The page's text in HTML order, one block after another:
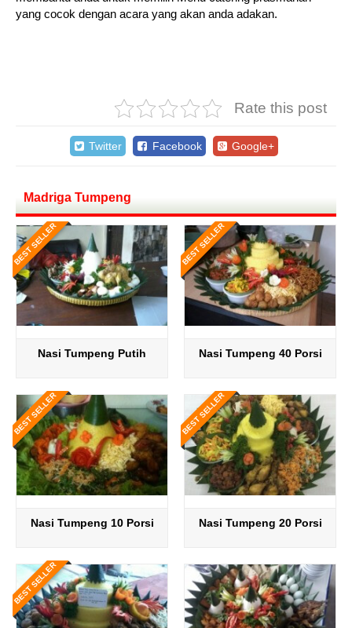
yang cocok dengan acara yang akan anda adakan.
Rate this post
Twitter Facebook Google+
Madriga Tumpeng
BEST SELLER
Nasi Tumpeng Putih
BEST SELLER
Nasi Tumpeng 40 Porsi
BEST SELLER
Nasi Tumpeng 10 Porsi
BEST SELLER
Nasi Tumpeng 20 Porsi
BEST SELLER